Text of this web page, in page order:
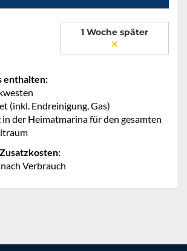
1 Woche später
enthalten:
(inkl. Endreinigung, Gas)
in der Heimatmarina für den gesamten
Verbrauch